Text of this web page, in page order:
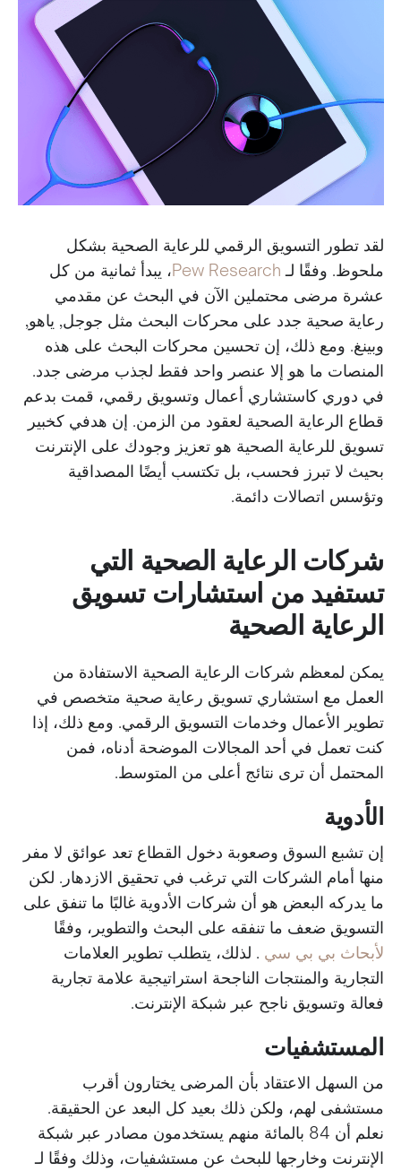
لقد تطور التسويق الرقمي للرعاية الصحية بشكل
ملحوظ. وفقًا لـ Pew Research، يبدأ ثمانية من كل
عشرة مرضى محتملين الآن في البحث عن مقدمي
رعاية صحية جدد على محركات البحث مثل جوجل, ياهو,
وبينغ. ومع ذلك، إن تحسين محركات البحث على هذه
المنصات ما هو إلا عنصر واحد فقط لجذب مرضى جدد.
في دوري كاستشاري أعمال وتسويق رقمي، قمت بدعم
قطاع الرعاية الصحية لعقود من الزمن. إن هدفي كخبير
تسويق للرعاية الصحية هو تعزيز وجودك على الإنترنت
بحيث لا تبرز فحسب، بل تكتسب أيضًا المصداقية
وتؤسس اتصالات دائمة.
شركات الرعاية الصحية التي
تستفيد من استشارات تسويق
الرعاية الصحية
يمكن لمعظم شركات الرعاية الصحية الاستفادة من
العمل مع استشاري تسويق رعاية صحية متخصص في
تطوير الأعمال وخدمات التسويق الرقمي. ومع ذلك، إذا
كنت تعمل في أحد المجالات الموضحة أدناه، فمن
المحتمل أن ترى نتائج أعلى من المتوسط.
الأدوية
إن تشبع السوق وصعوبة دخول القطاع تعد عوائق لا مفر
منها أمام الشركات التي ترغب في تحقيق الازدهار. لكن
ما يدركه البعض هو أن شركات الأدوية غالبًا ما تنفق على
التسويق ضعف ما تنفقه على البحث والتطوير، وفقًا
لأبحاث بي بي سي . لذلك، يتطلب تطوير العلامات
التجارية والمنتجات الناجحة استراتيجية علامة تجارية
فعالة وتسويق ناجح عبر شبكة الإنترنت.
المستشفيات
من السهل الاعتقاد بأن المرضى يختارون أقرب
مستشفى لهم، ولكن ذلك بعيد كل البعد عن الحقيقة.
نعلم أن 84 بالمائة منهم يستخدمون مصادر عبر شبكة
الإنترنت وخارجها للبحث عن مستشفيات، وذلك وفقًا لـ